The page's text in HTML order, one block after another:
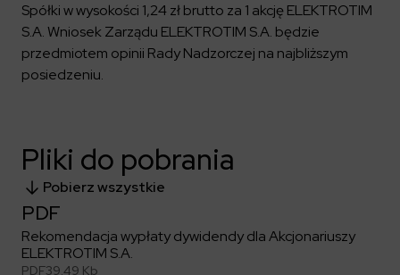
Społeczeństwo
Ład korporacyjny
Sygnaliści
Zintegrowany System Zarządzania
Media
Czytaj więcej
Kontakt
Polski English
Spółki w wysokości 1,24 zł brutto za 1 akcję ELEKTROTIM
S.A. Wniosek Zarządu ELEKTROTIM S.A. będzie
przedmiotem opinii Rady Nadzorczej na najbliższym
posiedzeniu.
Pliki do pobrania
Pobierz wszystkie
PDF
Rekomendacja wypłaty dywidendy dla Akcjonariuszy
ELEKTROTIM S.A.
PDF39.49 Kb